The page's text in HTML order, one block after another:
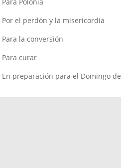
Por el perdón y la misericordia
Para la conversión
Para curar
En preparación para el Domingo